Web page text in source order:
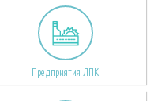
Предприятия ЛПК